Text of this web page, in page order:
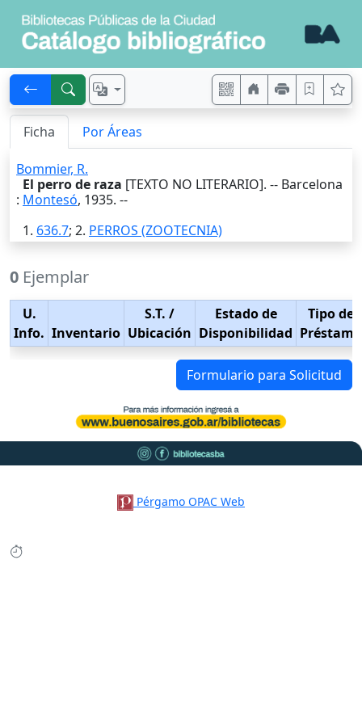
Ficha Por Áreas
Bommier, R.
El perro de raza [TEXTO NO LITERARIO]. -- Barcelona
: Montesó, 1935. --
1. 636.7; 2. PERROS (ZOOTECNIA)
0 Ejemplar
U.
Info. Inventario
S.T. /
Ubicación
Estado de
Disponibilidad
Tipo de
Préstamo
Formulario para Solicitud
Pérgamo OPAC Web